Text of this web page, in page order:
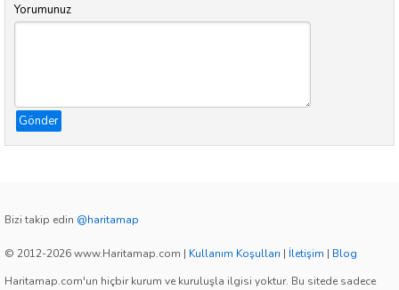
Yorumunuz
Gönder
Bizi takip edin @haritamap
© 2012-2026 www.Haritamap.com | Kullanım Koşulları | İletişim | Blog
Haritamap.com'un hiçbir kurum ve kuruluşla ilgisi yoktur. Bu sitede sadece